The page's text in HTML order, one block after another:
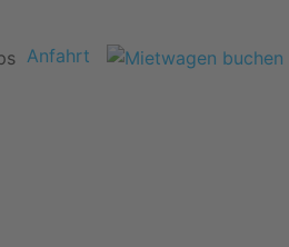
Anfahrt